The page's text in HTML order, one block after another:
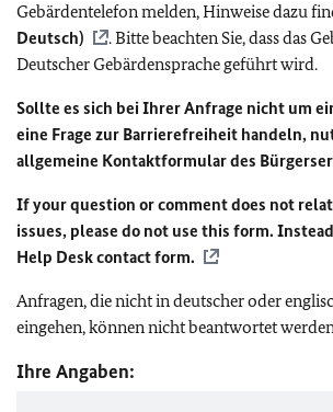
Gebärdentelefon melden, Hinweise dazu
Deutsch)
. Bitte beachten Sie, dass das
Deutscher Gebärdensprache geführt wird.
Sollte es sich bei Ihrer Anfrage nicht um
eine Frage zur Barrierefreiheit handeln,
allgemeine Kontaktformular des
If your question or comment does not
issues, please do not use this form.
Help Desk contact form.
Anfragen, die nicht in deutscher oder
eingehen, können nicht beantwortet
Ihre Angaben: